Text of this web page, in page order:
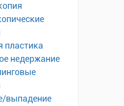
пластика
недержание
выпадение